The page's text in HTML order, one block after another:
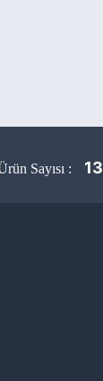
Sayısı : 13